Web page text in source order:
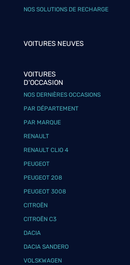
NOS SOLUTIONS DE RECHARGE
VOITURES NEUVES
VOITURES
D'OCCASION
NOS DERNIÈRES OCCASIONS
PAR DÉPARTEMENT
PAR MARQUE
RENAULT
RENAULT CLIO 4
PEUGEOT
PEUGEOT 208
PEUGEOT 3008
CITROËN
CITROËN C3
DACIA
DACIA SANDERO
VOLSKWAGEN